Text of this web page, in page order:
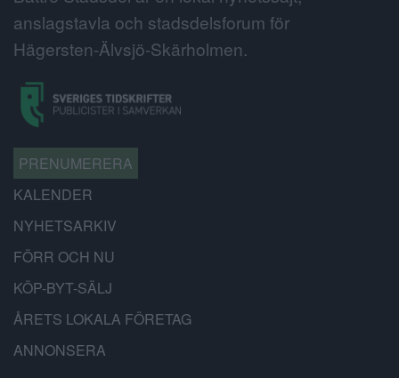
anslagstavla och stadsdelsforum för
Hägersten-Älvsjö-Skärholmen.
PRENUMERERA
KALENDER
NYHETSARKIV
FÖRR OCH NU
KÖP-BYT-SÄLJ
ÅRETS LOKALA FÖRETAG
ANNONSERA